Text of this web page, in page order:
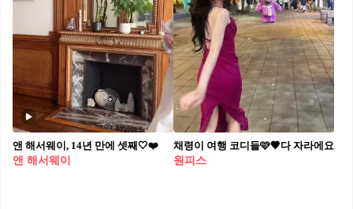
앤 해서웨이, 14년 만에 셋째🤍❤️
앤 해서웨이
채령이 여행 코디들🩷🤎다 자라에요
원피스